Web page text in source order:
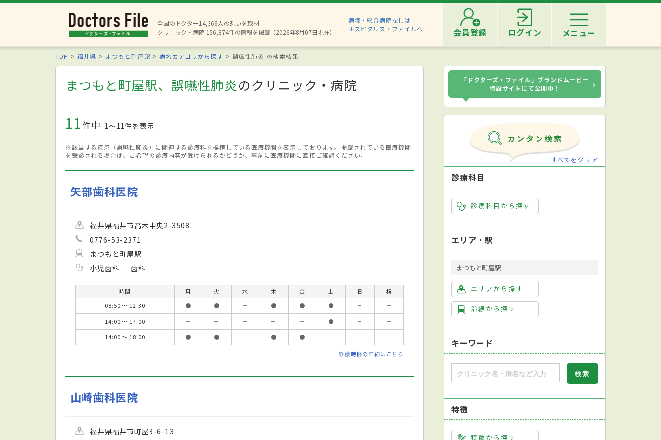
全国のドクター14,366人の想いを取材
クリニック・病院 156,874件の情報を掲載（2026年8月07日現在）
病院・総合病院探しは
ホスピタルズ・ファイルへ
会員登録 ログイン メニュー
TOP 福井県 まつもと町屋駅 病名カテゴリから探す 誤嚥性肺炎 の検索結果
まつもと町屋駅、誤嚥性肺炎のクリニック・病院
11件中 1〜11件を表示
※該当する疾患（誤嚥性肺炎）に関連する診療科を標榜している医療機関を表示しております。掲載されている医療機関
を受診される場合は、ご希望の診療内容が受けられるかどうか、事前に医療機関に直接ご確認ください。
矢部歯科医院
福井県福井市高木中央2-3508
0776-53-2371
まつもと町屋駅
小児歯科
歯科
時間 月 火 水 木 金 土 日
祝
08:50 ～ 12:30
● ● － ● ● ● －
－
14:00 ～ 17:00
－ － － － － ● －
－
14:00 ～ 18:00
● ● － ● ● － － －
診療時間の詳細はこちら
山崎歯科医院
福井県福井市町屋3-6-13
「ドクターズ・ファイル」ブランドムービー
特設サイトにて公開中！
›
すべてをクリア
診療科目
診療科目から探す
エリア・駅
まつもと町屋駅
エリアから探す
沿線から探す
キーワード
特徴
特徴から探す